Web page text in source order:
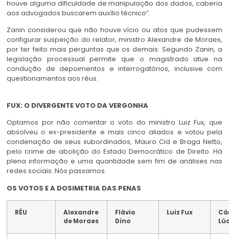
houve alguma dificuldade de manipulação dos dados, caberia
aos advogados buscarem auxílio técnico”.
Zanin considerou que não houve vício ou atos que pudessem
configurar suspeição do relator, ministro Alexandre de Moraes,
por ter feito mais perguntas que os demais. Segundo Zanin, a
legislação processual permite que o magistrado atue na
condução de depoimentos e interrogatórios, inclusive com
questionamentos aos réus.
FUX: O DIVERGENTE VOTO DA VERGONHA
Optamos por não comentar o voto do ministro Luiz Fux, que
absolveu o ex-presidente e mais cinco aliados e votou pela
condenação de seus subordinados, Mauro Cid e Braga Netto,
pelo crime de abolição do Estado Democrático de Direito. Há
plena informação e uma quantidade sem fim de análises nas
redes sociais. Nós passamos.
OS VOTOS E A DOSIMETRIA DAS PENAS
RÉU
Alexandre
de Moraes
Flávio
Dino
Luiz Fux